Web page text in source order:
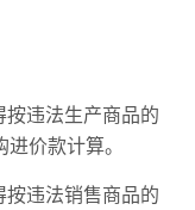
违法生产商品的
价款计算。
违法销售商品的